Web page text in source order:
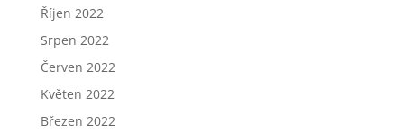
Říjen 2022
Srpen 2022
Červen 2022
Květen 2022
Březen 2022